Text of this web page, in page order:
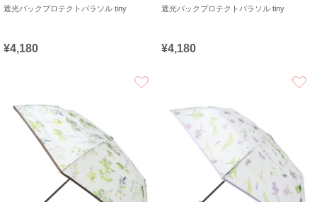
遮光バックプロテクトパラソル tiny
¥4,180
遮光バックプロテクトパラソル tiny
¥4,180